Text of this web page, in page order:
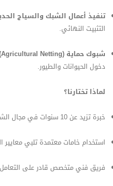
تنفيذ أعمال الشبك والسياج
التثبيت النهائي.
شبوك حماية (Agricultural Netting)
دخول الحيوانات والطيور.
لماذا تختارنا؟
خبرة تزيد عن 10 سنوات في مجال الشبوك والتركيبات المعدنية.
استخدام خامات معتمدة تلبي معايير
فريق فني متخصص قادر على